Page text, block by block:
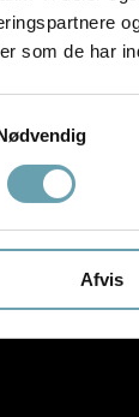
som de har
Afvis
med øjet
kontaktlinser.
blænding i
her